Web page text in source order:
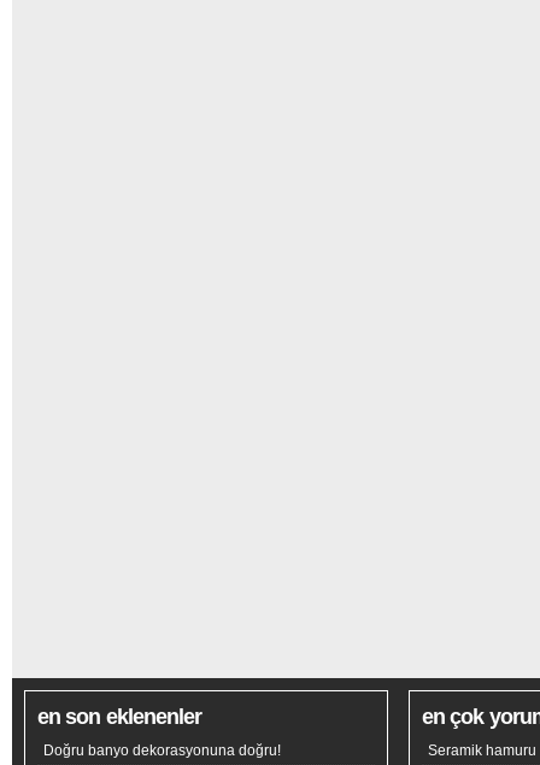
en son eklenenler
Doğru banyo dekorasyonuna doğru!
en çok
Seramik hamuru